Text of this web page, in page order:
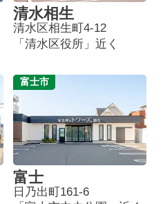
清水相生
清水区相生町4-12
「清水区役所」近く
富士市
富士
日乃出町161-6